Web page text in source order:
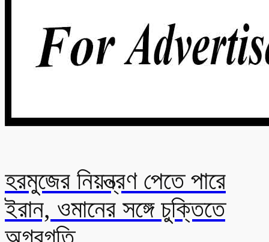
হরমুজের নিয়ন্ত্রণ পেতে পারে
ইরান, ওমানের সঙ্গে চুক্তিতে